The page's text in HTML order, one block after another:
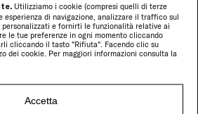
Utilizziamo i cookie (compresi quelli di terze
di navigazione, analizzare il traffico sul
e fornirti le funzionalità relative ai
le tue preferenze in ogni momento cliccando
cliccando il tasto "Rifiuta". Facendo clic su
dei cookie. Per maggiori informazioni consulta la
Accetta